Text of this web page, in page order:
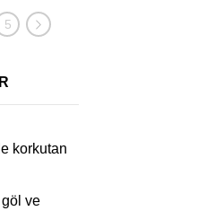
korkutan
göl ve